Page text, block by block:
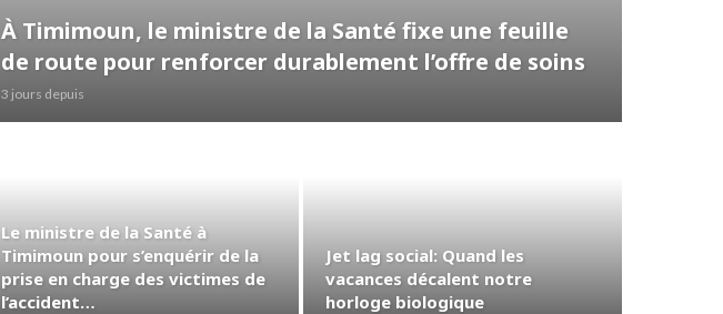
À Timimoun, le ministre de la Santé fixe une feuille
de route pour renforcer durablement l’offre de soins
3 jours depuis
Le ministre de la Santé à
Timimoun pour s’enquérir de la
prise en charge des victimes de
l’accident…
Jet lag social: Quand les
vacances décalent notre
horloge biologique